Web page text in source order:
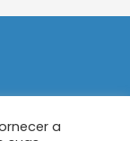
a